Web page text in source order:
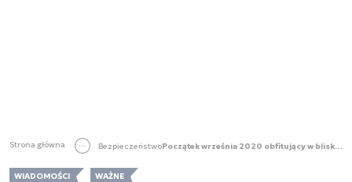
Strona główna Bezpieczeństwo Początek września 2020 obfitujący w bliskie przeloty planetoid
WIADOMOŚCI WAŻNE